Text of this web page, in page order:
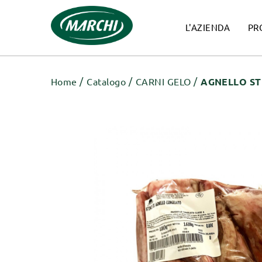
L'AZIENDA
Home Catalogo CARNI GELO AGNELLO